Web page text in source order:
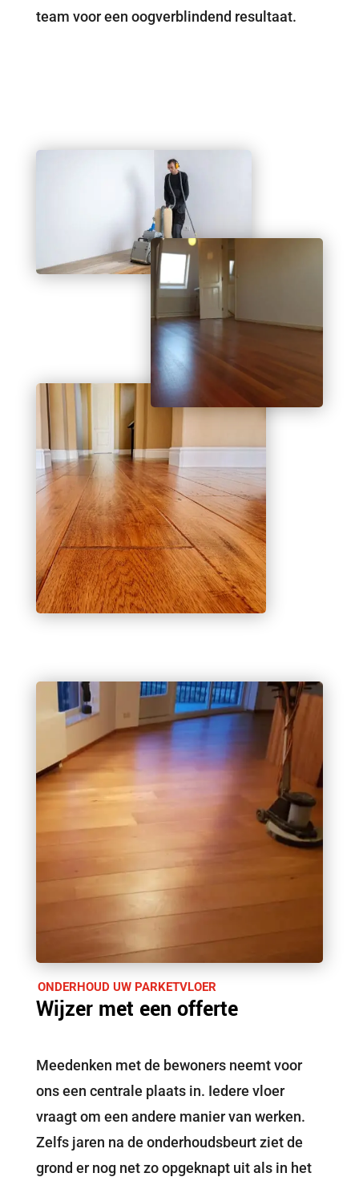
team voor een oogverblindend resultaat.
ONDERHOUD UW PARKETVLOER
Wijzer met een offerte
Meedenken met de bewoners neemt voor
ons een centrale plaats in. Iedere vloer
vraagt om een andere manier van werken.
Zelfs jaren na de onderhoudsbeurt ziet de
grond er nog net zo opgeknapt uit als in het